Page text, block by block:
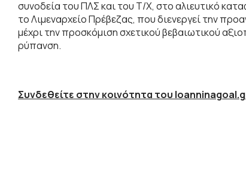
συνοδεία του ΠΛΣ και του Τ/Χ, στο αλιευτικό
το Λιμεναρχείο Πρέβεζας, που διενεργεί την
μέχρι την προσκόμιση σχετικού βεβαιωτικού
ρύπανση.
Συνδεθείτε στην κοινότητα του